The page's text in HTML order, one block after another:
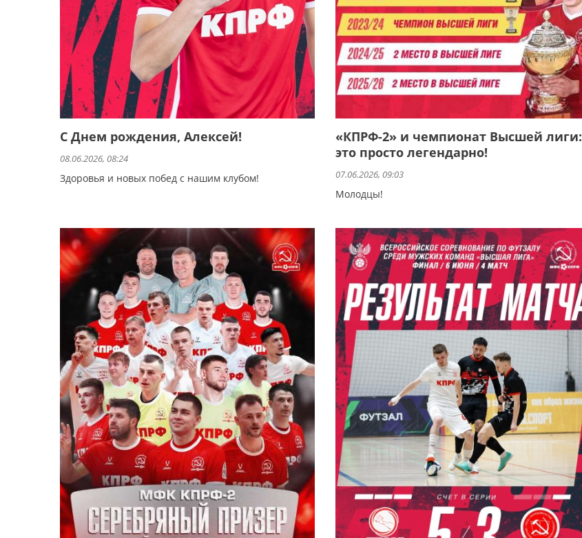
С Днем рождения, Алексей!
08.06.2026, 08:24
Здоровья и новых побед с нашим клубом!
«КПРФ-2» и чемпионат Высшей лиги:
это просто легендарно!
07.06.2026, 09:03
Молодцы!